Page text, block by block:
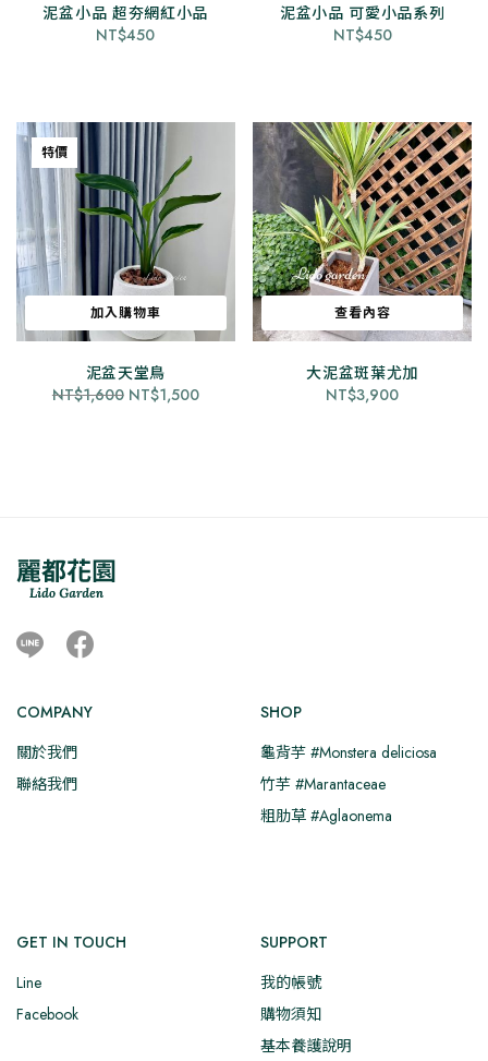
此
產
多
種
款
式。
可
在
產
品
頁
選
擇
泥盆小品 超夯網紅小品
NT$450
此
產
多
種
款
式。
可
在
產
品
頁
選
擇
泥盆小品 可愛小品系列
NT$450
特價
加入購物車
泥盆天堂鳥
NT$1,600 原
NT$1,500目
查看內容
大泥盆斑葉尤加
NT$3,900
Line Facebook
COMPANY
關於我們
聯絡我們
SHOP
龜背芋 #Monstera deliciosa
竹芋 #Marantaceae
粗肋草 #Aglaonema
GET IN TOUCH
Line
Facebook
SUPPORT
我的帳號
購物須知
基本養護說明